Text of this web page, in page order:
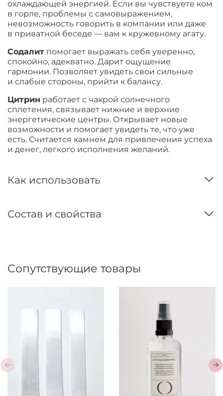
охлаждающей энергией. Если вы чувствуете ком
в горле, проблемы с самовыражением,
невозможность говорить в компании или даже
в приватной беседе — вам к кружевному агату.
Содалит помогает выражать себя уверенно,
спокойно, адекватно. Дарит ощущение
гармонии. Позволяет увидеть свои сильные
и слабые стороны, прийти к балансу.
Цитрин работает с чакрой солнечного
сплетения, связывает нижние и верхние
энергетические центры. Открывает новые
возможности и помогает увидеть те, что уже
есть. Считается камнем для привлечения успеха
и денег, легкого исполнения желаний.
Как использовать
Состав и свойства
Сопутствующие товары